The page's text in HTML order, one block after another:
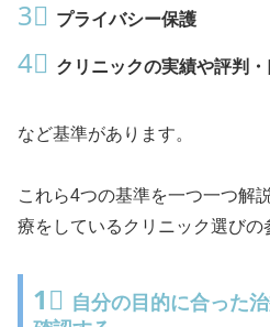
3⃣ プライバシー保護
4⃣ クリニックの実績や評判・
など基準があります。
これら4つの基準を一つ一つ解
療をしているクリニック選びの
1⃣ 自分の目的に合った